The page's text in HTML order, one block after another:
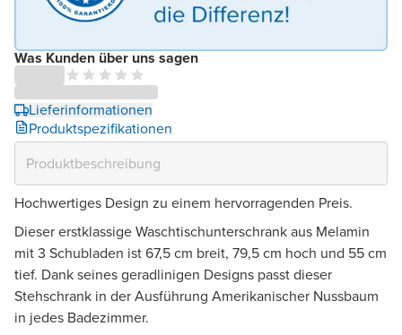
Was Kunden über uns sagen
Lieferinformationen
Produktspezifikationen
Hochwertiges Design zu einem hervorragenden Preis.
Dieser erstklassige Waschtischunterschrank aus Melamin
mit 3 Schubladen ist 67,5 cm breit, 79,5 cm hoch und 55 cm
tief. Dank seines geradlinigen Designs passt dieser
Stehschrank in der Ausführung Amerikanischer Nussbaum
in jedes Badezimmer.